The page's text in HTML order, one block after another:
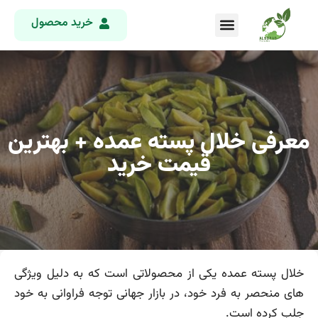
خرید محصول
معرفی خلال پسته عمده + بهترین
قیمت خرید
خلال پسته عمده یکی از محصولاتی است که به دلیل ویژگی
های منحصر به فرد خود، در بازار جهانی توجه فراوانی به خود
جلب کرده است.